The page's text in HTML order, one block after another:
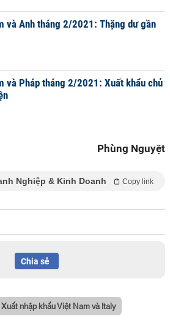
và Anh tháng 2/2021: Thặng dư gần
và Pháp tháng 2/2021: Xuất khẩu chủ
Phùng Nguyệt
Nghiệp & Kinh Doanh Copy link
Chia sẻ
Xuất nhập khẩu Việt Nam và Italy